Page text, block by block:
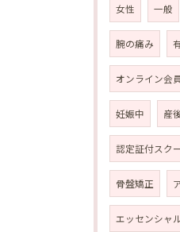
女性 一般
腕の痛み
オンライン会
妊娠中 産
認定証付スク
骨盤矯正
エッセンシャ